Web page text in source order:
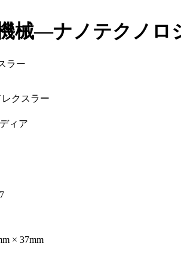
械―ナノテクノロ
ラー
クスラー
ィア
× 37mm